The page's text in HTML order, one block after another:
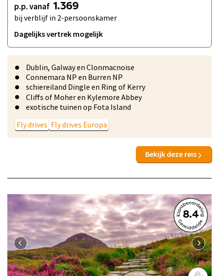
p.p. vanaf 1.369
bij verblijf in 2-persoonskamer
Dagelijks vertrek mogelijk
Dublin, Galway en Clonmacnoise
Connemara NP en Burren NP
schiereiland Dingle en Ring of Kerry
Cliffs of Moher en Kylemore Abbey
exotische tuinen op Fota Island
Fly drives Fly drives Europa
Bekijk deze reis
8.4